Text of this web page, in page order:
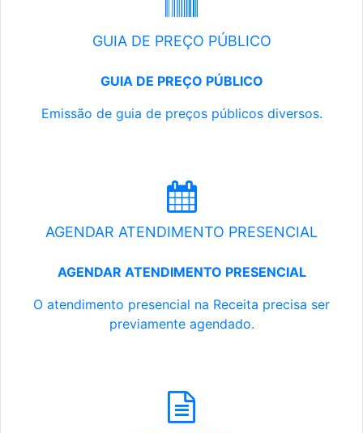
GUIA DE PREÇO PÚBLICO
GUIA DE PREÇO PÚBLICO
Emissão de guia de preços públicos diversos.
AGENDAR ATENDIMENTO PRESENCIAL
AGENDAR ATENDIMENTO PRESENCIAL
O atendimento presencial na Receita precisa ser
previamente agendado.